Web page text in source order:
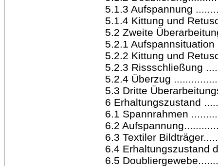
5.1.3 Aufspannung
5.1.4 Kittung und
5.2 Zweite
5.2.1
5.2.2 Kittung und
5.2.3 Rissschließung
5.2.4 Überzug
5.3 Dritte
6 Erhaltungszustand
6.1 Spannrahmen
6.2
6.3 Textiler
6.4 Erhaltungszustand
6.5